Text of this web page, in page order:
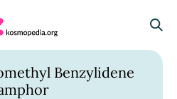
Benzylidene